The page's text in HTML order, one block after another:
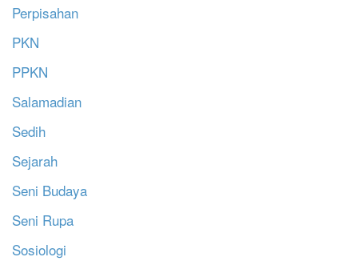
Perpisahan
PKN
PPKN
Salamadian
Sedih
Sejarah
Seni Budaya
Seni Rupa
Sosiologi